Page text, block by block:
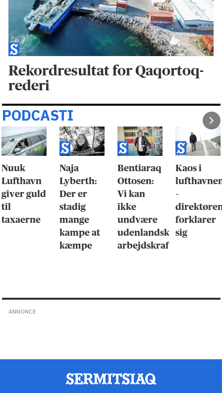
Rekordresultat for Qaqortoq-
rederi
PODCASTI
Nuuk
Lufthavn
giver guld
til
taxaerne
Naja
Lyberth:
Der er
stadig
mange
kampe at
kæmpe
Bentiaraq
Ottosen:
Vi kan
ikke
undvære
udenlandsk
arbejdskraft
Kaos i
–
forklarer
sig
ANNONCE